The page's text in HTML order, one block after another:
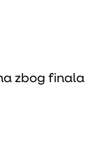
zbog finala